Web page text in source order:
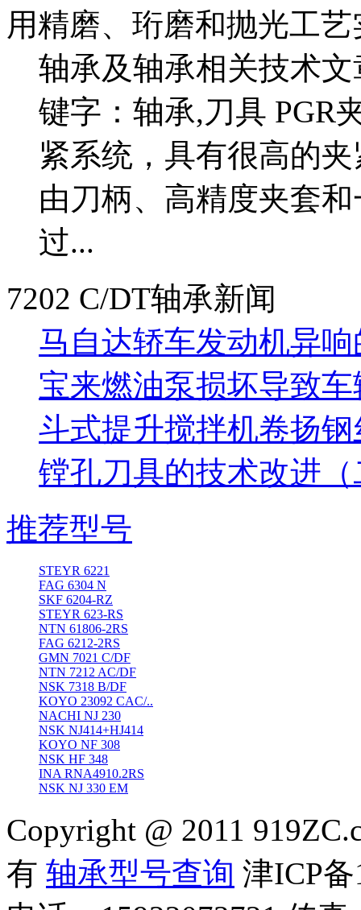
用精磨、珩磨和抛光工
轴承及轴承相关技术
键字：轴承,刀具 PGR
紧系统，具有很高的
由刀柄、高精度夹套
过...
7202 C/DT轴承新闻
马自达轿车发动机异
宝来燃油泵损坏导致
斗式提升搅拌机卷扬
镗孔刀具的技术改进（
推荐型号
STEYR 6221
FAG 6304 N
SKF 6204-RZ
STEYR 623-RS
NTN 61806-2RS
FAG 6212-2RS
GMN 7021 C/DF
NTN 7212 AC/DF
NSK 7318 B/DF
KOYO 23092 CAC/..
NACHI NJ 230
NSK NJ414+HJ414
KOYO NF 308
NSK HF 348
INA RNA4910.2RS
NSK NJ 330 EM
Copyright @ 2011
有 轴承型号查询 津ICP备